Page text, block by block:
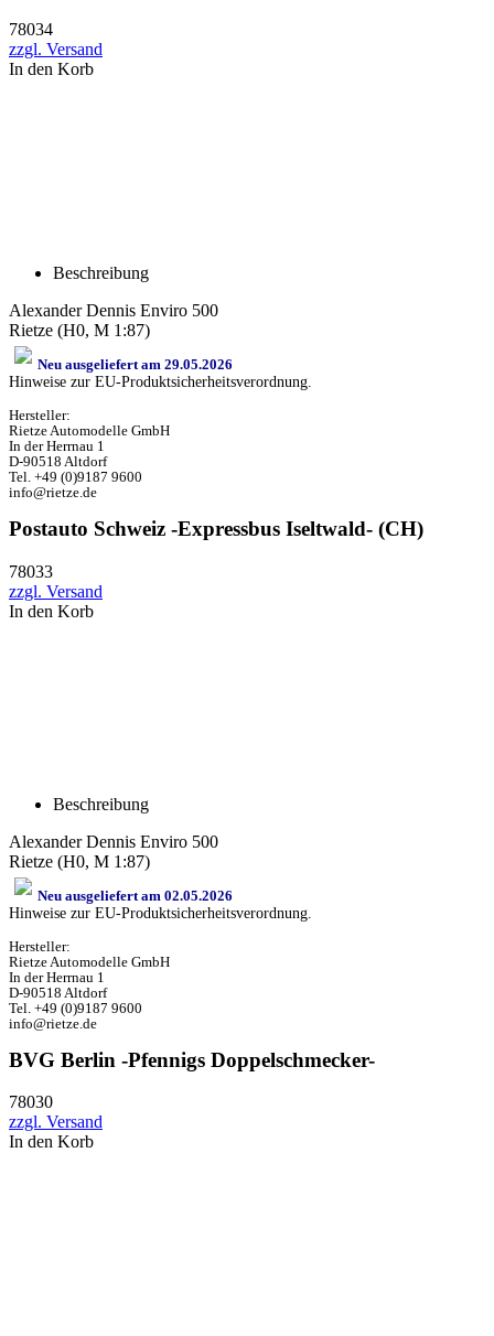
78034
zzgl. Versand
In den Korb
Beschreibung
Alexander Dennis Enviro 500
Rietze (H0, M 1:87)
Neu ausgeliefert am 29.05.2026
Hinweise zur EU-Produktsicherheitsverordnung.
Hersteller:
Rietze Automodelle GmbH
In der Herrnau 1
D-90518 Altdorf
Tel. +49 (0)9187 9600
info@rietze.de
Postauto Schweiz -Expressbus Iseltwald- (CH)
78033
zzgl. Versand
In den Korb
Beschreibung
Alexander Dennis Enviro 500
Rietze (H0, M 1:87)
Neu ausgeliefert am 02.05.2026
Hinweise zur EU-Produktsicherheitsverordnung.
Hersteller:
Rietze Automodelle GmbH
In der Herrnau 1
D-90518 Altdorf
Tel. +49 (0)9187 9600
info@rietze.de
BVG Berlin -Pfennigs Doppelschmecker-
78030
zzgl. Versand
In den Korb